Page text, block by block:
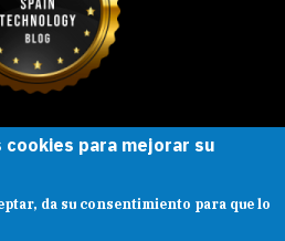
está bajo una
Reconocimiento-
para mejorar su
da su consentimiento para que lo